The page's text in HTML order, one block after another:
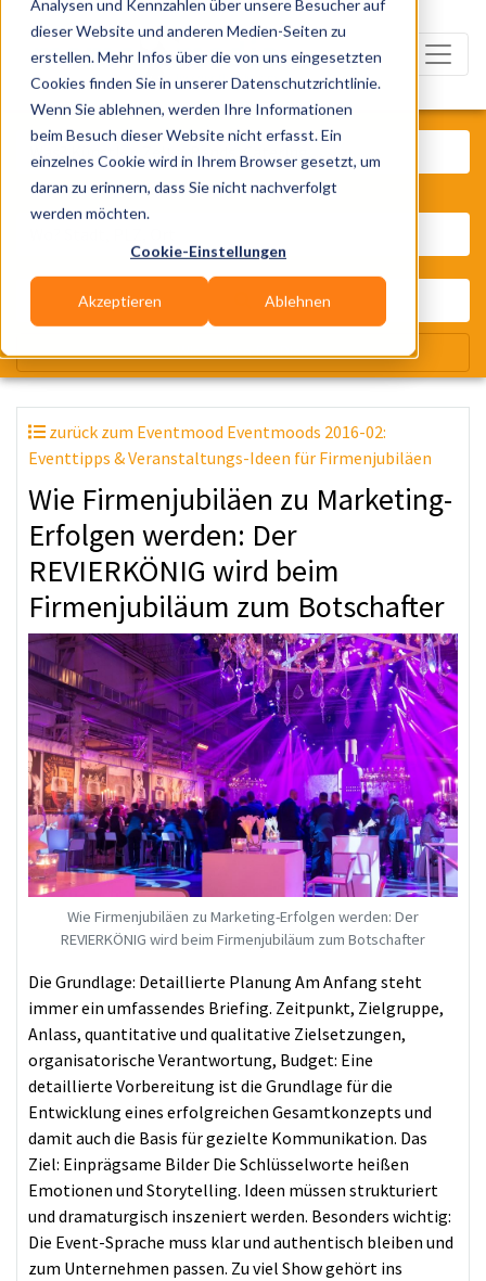
Analysen und Kennzahlen über unsere Besucher auf
dieser Website und anderen Medien-Seiten zu
erstellen. Mehr Infos über die von uns eingesetzten
Cookies finden Sie in unserer Datenschutzrichtlinie.
Wenn Sie ablehnen, werden Ihre Informationen
beim Besuch dieser Website nicht erfasst. Ein
einzelnes Cookie wird in Ihrem Browser gesetzt, um
daran zu erinnern, dass Sie nicht nachverfolgt
werden möchten.
Cookie-Einstellungen
Akzeptieren Ablehnen
zurück zum Eventmood Eventmoods 2016-02:
Eventtipps & Veranstaltungs-Ideen für Firmenjubiläen
Wie Firmenjubiläen zu Marketing-
Erfolgen werden: Der
REVIERKÖNIG wird beim
Firmenjubiläum zum Botschafter
Wie Firmenjubiläen zu Marketing-Erfolgen werden: Der
REVIERKÖNIG wird beim Firmenjubiläum zum Botschafter
Die Grundlage: Detaillierte Planung Am Anfang steht
immer ein umfassendes Briefing. Zeitpunkt, Zielgruppe,
Anlass, quantitative und qualitative Zielsetzungen,
organisatorische Verantwortung, Budget: Eine
detaillierte Vorbereitung ist die Grundlage für die
Entwicklung eines erfolgreichen Gesamtkonzepts und
damit auch die Basis für gezielte Kommunikation. Das
Ziel: Einprägsame Bilder Die Schlüsselworte heißen
Emotionen und Storytelling. Ideen müssen strukturiert
und dramaturgisch inszeniert werden. Besonders wichtig:
Die Event-Sprache muss klar und authentisch bleiben und
zum Unternehmen passen. Zu viel Show gehört ins
Was? Künstler, Zelte, Bands,
Wir suchen für Dich